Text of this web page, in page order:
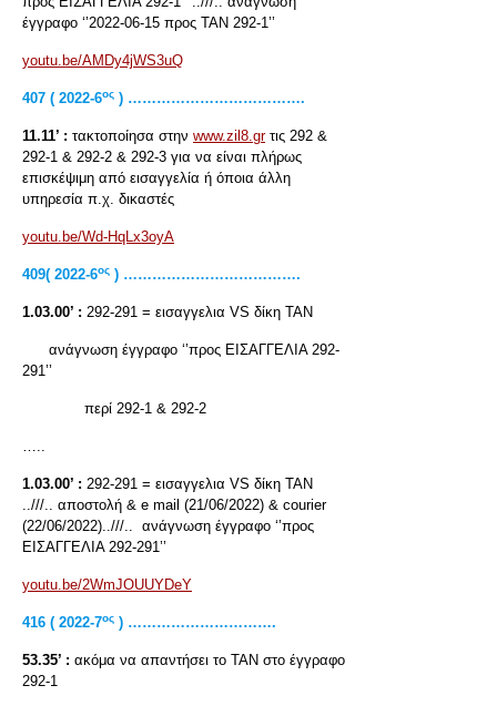
έγγραφο ‘’2022-06-15 προς ΤΑΝ 292-1’’
youtu.be/AMDy4jWS3uQ
407 ( 2022-6ος ) ……………………………….
11.11’ : τακτοποίησα στην www.zil8.grτις 292 &
292-1 & 292-2 & 292-3 για να είναι πλήρως
επισκέψιμη από εισαγγελία ή όποια άλλη
υπηρεσία π.χ. δικαστές
youtu.be/Wd-HqLx3oyA
409( 2022-6ος ) ……………………………….
1.03.00’ : 292-291 = εισαγγελια VS δίκη ΤΑΝ
ανάγνωση έγγραφο ‘’προς ΕΙΣΑΓΓΕΛΙΑ 292-
291’’
περί 292-1 & 292-2
…..
1.03.00’ : 292-291 = εισαγγελια VS δίκη ΤΑΝ
..///.. αποστολή & e mail (21/06/2022) & courier
(22/06/2022)..///.. ανάγνωση έγγραφο ‘’προς
ΕΙΣΑΓΓΕΛΙΑ 292-291’’
youtu.be/2WmJOUUYDeY
416 ( 2022-7ος ) ………………………….
53.35’ : ακόμα να απαντήσει το ΤΑΝ στο έγγραφο
292-1